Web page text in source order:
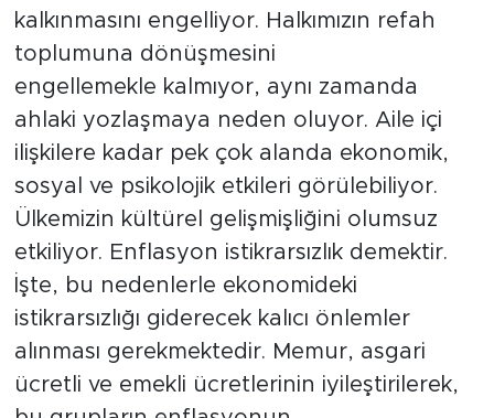
kalkınmasını engelliyor. Halkımızın refah
toplumuna dönüşmesini
engellemekle kalmıyor, aynı zamanda
ahlaki yozlaşmaya neden oluyor. Aile içi
ilişkilere kadar pek çok alanda ekonomik,
sosyal ve psikolojik etkileri görülebiliyor.
Ülkemizin kültürel gelişmişliğini olumsuz
etkiliyor. Enflasyon istikrarsızlık demektir.
İşte, bu nedenlerle ekonomideki
istikrarsızlığı giderecek kalıcı önlemler
alınması gerekmektedir. Memur, asgari
ücretli ve emekli ücretlerinin iyileştirilerek,